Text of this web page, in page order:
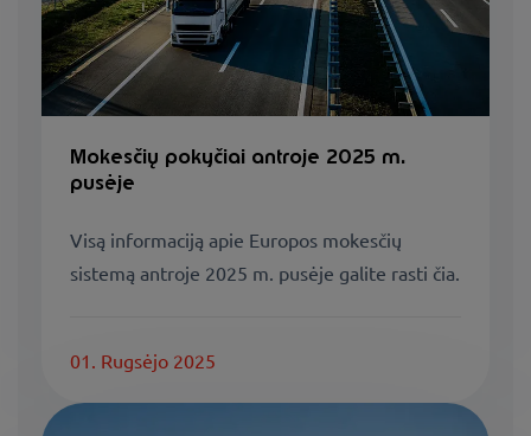
Mokesčių pokyčiai antroje 2025 m.
pusėje
Visą informaciją apie Europos mokesčių
sistemą antroje 2025 m. pusėje galite rasti čia.
01. Rugsėjo 2025